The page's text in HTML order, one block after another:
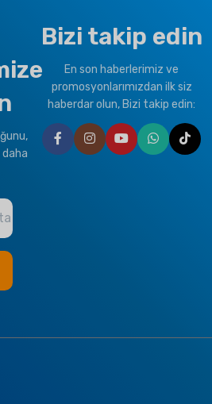
Bizi takip edin
En son haberlerimiz ve
promosyonlarımızdan ilk siz
haberdar olun, Bizi takip edin: